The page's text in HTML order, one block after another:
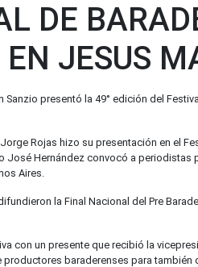
DE
EN JESUS
Sanzio presentó la 49° edición del
Rojas hizo su presentación en el
José Hernández convocó a periodistas
Aires.
la Final Nacional del Pre
con un presente que recibió la
baraderenses para también